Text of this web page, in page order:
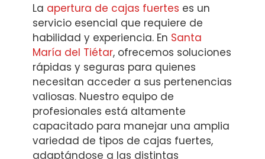
La apertura de cajas fuertes es un
servicio esencial que requiere de
habilidad y experiencia. En Santa
María del Tiétar, ofrecemos soluciones
rápidas y seguras para quienes
necesitan acceder a sus pertenencias
valiosas. Nuestro equipo de
profesionales está altamente
capacitado para manejar una amplia
variedad de tipos de cajas fuertes,
adaptándose a las distintas